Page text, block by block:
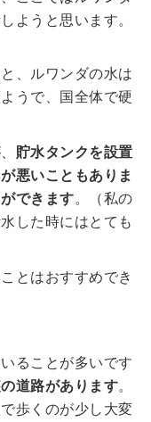
ようと思います。
、ルワンダの水は
ようで、国全体で硬
貯水タンクを設置
悪いこともありま
できます。（私の
した時にはとても
とはおすすめでき
ることが多いです
道路があります。
歩くのが少し大変